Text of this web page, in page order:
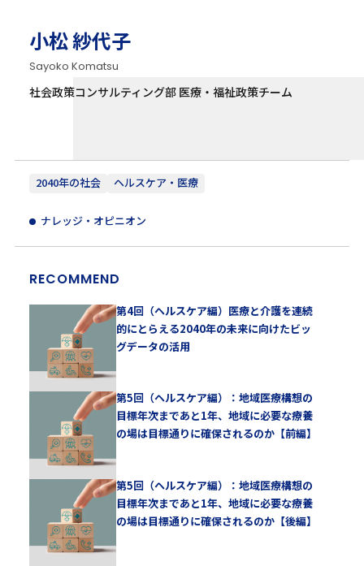
2040年の社会 ヘルスケア・医療
ナレッジ・オピニオン
RECOMMEND
第4回（ヘルスケア編）医療と介護を連続
的にとらえる2040年の未来に向けたビッ
グデータの活用
第5回（ヘルスケア編）：地域医療構想の
目標年次まであと1年、地域に必要な療養
の場は目標通りに確保されるのか【前編】
第5回（ヘルスケア編）：地域医療構想の
目標年次まであと1年、地域に必要な療養
の場は目標通りに確保されるのか【後編】
小松 紗代子
Sayoko Komatsu
社会政策コンサルティング部 医療・福祉政策チーム